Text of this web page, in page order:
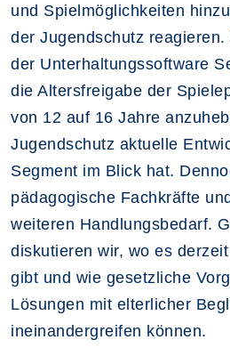
und Spielmöglichkeiten
der Jugendschutz
der Unterhaltungssoftware
die Altersfreigabe der
von 12 auf 16 Jahre
Jugendschutz aktuelle
Segment im Blick hat.
pädagogische Fachkräfte
weiteren Handlungsbedarf.
diskutieren wir, wo es
gibt und wie gesetzliche
Lösungen mit elterlicher
ineinandergreifen können.